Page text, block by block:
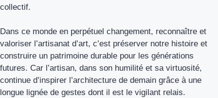
collectif.
Dans ce monde en perpétuel changement, reconnaître et
valoriser l’artisanat d’art, c’est préserver notre histoire et
construire un patrimoine durable pour les générations
futures. Car l’artisan, dans son humilité et sa virtuosité,
continue d’inspirer l’architecture de demain grâce à une
longue lignée de gestes dont il est le vigilant relais.